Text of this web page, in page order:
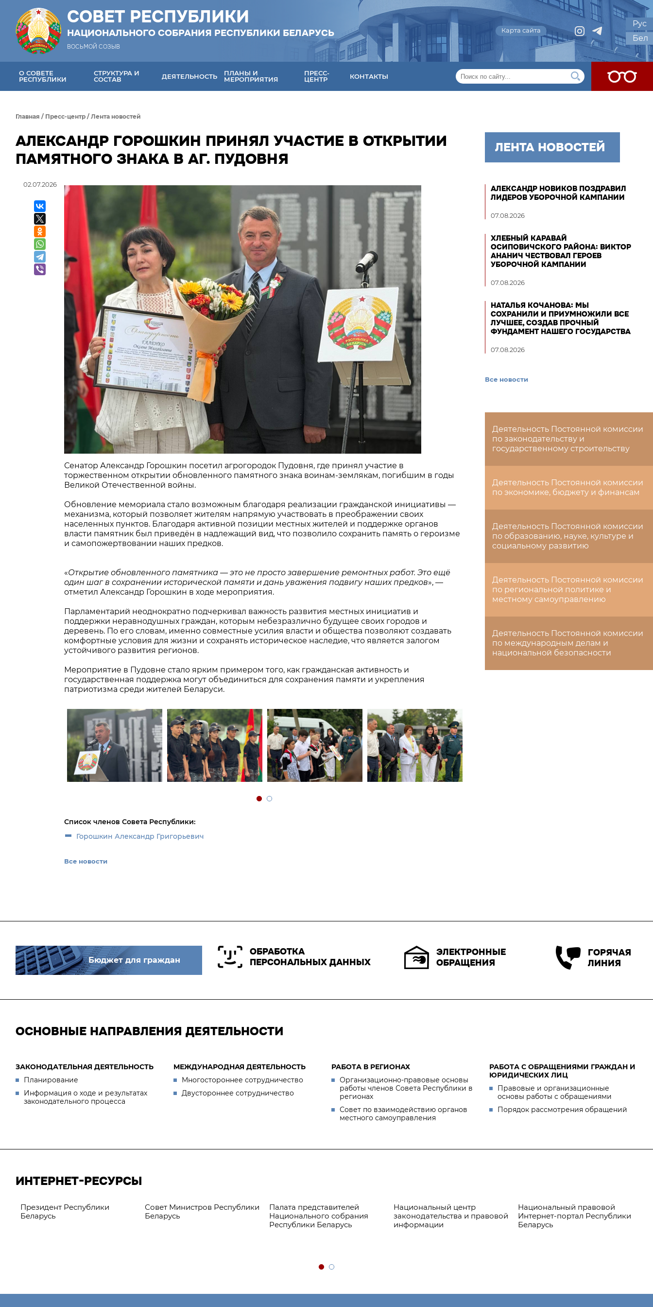
СОВЕТ РЕСПУБЛИКИ
НАЦИОНАЛЬНОГО СОБРАНИЯ РЕСПУБЛИКИ БЕЛАРУСЬ
ВОСЬМОЙ СОЗЫВ
Карта сайта
Рус
Бел
О СОВЕТЕ
РЕСПУБЛИКИ
СТРУКТУРА И
СОСТАВ
ДЕЯТЕЛЬНОСТЬ
ПЛАНЫ И
МЕРОПРИЯТИЯ
ПРЕСС-
ЦЕНТР
КОНТАКТЫ
Главная / Пресс-центр / Лента новостей
АЛЕКСАНДР ГОРОШКИН ПРИНЯЛ УЧАСТИЕ В ОТКРЫТИИ
ПАМЯТНОГО ЗНАКА В АГ. ПУДОВНЯ
02.07.2026
Сенатор Александр Горошкин посетил агрогородок Пудовня, где принял участие в
торжественном открытии обновленного памятного знака воинам-землякам, погибшим в годы
Великой Отечественной войны.
Обновление мемориала стало возможным благодаря реализации гражданской инициативы —
механизма, который позволяет жителям напрямую участвовать в преображении своих
населенных пунктов. Благодаря активной позиции местных жителей и поддержке органов
власти памятник был приведён в надлежащий вид, что позволило сохранить память о героизме
и самопожертвовании наших предков.
«Открытие обновленного памятника — это не просто завершение ремонтных работ. Это ещё
один шаг в сохранении исторической памяти и дань уважения подвигу наших предков», —
отметил Александр Горошкин в ходе мероприятия.
Парламентарий неоднократно подчеркивал важность развития местных инициатив и
поддержки неравнодушных граждан, которым небезразлично будущее своих городов и
деревень. По его словам, именно совместные усилия власти и общества позволяют создавать
комфортные условия для жизни и сохранять историческое наследие, что является залогом
устойчивого развития регионов.
Мероприятие в Пудовне стало ярким примером того, как гражданская активность и
государственная поддержка могут объединиться для сохранения памяти и укрепления
патриотизма среди жителей Беларуси.
Список членов Совета Республики:
Горошкин Александр Григорьевич
Все новости
ЛЕНТА НОВОСТЕЙ
АЛЕКСАНДР НОВИКОВ ПОЗДРАВИЛ
ЛИДЕРОВ УБОРОЧНОЙ КАМПАНИИ
07.08.2026
ХЛЕБНЫЙ КАРАВАЙ
ОСИПОВИЧСКОГО РАЙОНА: ВИКТОР
АНАНИЧ ЧЕСТВОВАЛ ГЕРОЕВ
УБОРОЧНОЙ КАМПАНИИ
07.08.2026
НАТАЛЬЯ КОЧАНОВА: МЫ
СОХРАНИЛИ И ПРИУМНОЖИЛИ ВСЕ
ЛУЧШЕЕ, СОЗДАВ ПРОЧНЫЙ
ФУНДАМЕНТ НАШЕГО ГОСУДАРСТВА
07.08.2026
Все новости
Деятельность Постоянной комиссии
по законодательству и
государственному строительству
Деятельность Постоянной комиссии
по экономике, бюджету и финансам
Деятельность Постоянной комиссии
по образованию, науке, культуре и
социальному развитию
Деятельность Постоянной комиссии
по региональной политике и
местному самоуправлению
Деятельность Постоянной комиссии
по международным делам и
национальной безопасности
Бюджет для граждан
ОБРАБОТКА
ПЕРСОНАЛЬНЫХ ДАННЫХ
ЭЛЕКТРОННЫЕ
ОБРАЩЕНИЯ
ГОРЯЧАЯ
ЛИНИЯ
ОСНОВНЫЕ НАПРАВЛЕНИЯ ДЕЯТЕЛЬНОСТИ
ЗАКОНОДАТЕЛЬНАЯ ДЕЯТЕЛЬНОСТЬ
Планирование
Информация о ходе и результатах
законодательного процесса
МЕЖДУНАРОДНАЯ ДЕЯТЕЛЬНОСТЬ
Многостороннее сотрудничество
Двустороннее сотрудничество
РАБОТА В РЕГИОНАХ
Организационно-правовые основы
работы членов Совета Республики в
регионах
Совет по взаимодействию органов
местного самоуправления
РАБОТА С ОБРАЩЕНИЯМИ ГРАЖДАН И
ЮРИДИЧЕСКИХ ЛИЦ
Правовые и организационные
основы работы с обращениями
Порядок рассмотрения обращений
ИНТЕРНЕТ-РЕСУРСЫ
Президент Республики
Беларусь
Совет Министров Республики
Беларусь
Палата представителей
Национального собрания
Республики Беларусь
Национальный центр
законодательства и правовой
информации
Национальный правовой
Интернет-портал Республики
Беларусь